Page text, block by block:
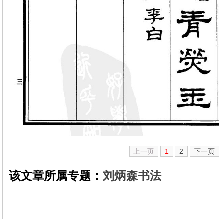
上一页 1 2 下一页
该文章所属专题： 刘炳森书法